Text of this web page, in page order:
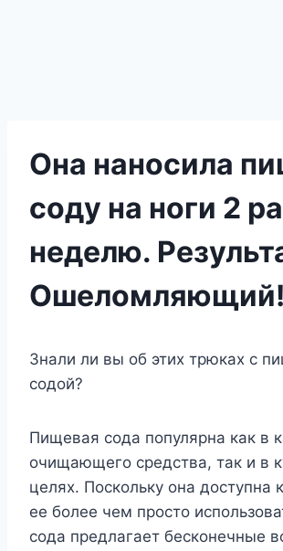
Она наносила
соду на ноги 2
неделю.
Ошеломляющий!
Знали ли вы об этих трюках с
содой?
Пищевая сода популярна как в
очищающего средства, так и в
целях. Поскольку она доступна
ее более чем просто
сода предлагает бесконечные